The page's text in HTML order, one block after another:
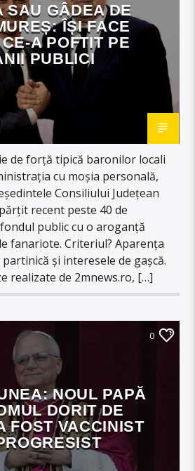
SAU GÂDEA DE
ÎȘI FACE
A POFTIT PE
PUBLICI
de forță tipică baronilor locali
cu moșia personală,
Consiliului Județean
recent peste 40 de
public cu o aroganță
fanariote. Criteriul? Aparența
și interesele de gașcă.
realizate de 2mnews.ro, […]
0
NOUL PAPĂ
DORIT DE
FOST VACCINIST